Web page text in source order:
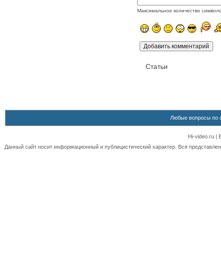
Максимальное количество
Статьи
Любые вопросы по
Hi-video.ru |
Данный сайт носит информационный и публицистический характер. Вся